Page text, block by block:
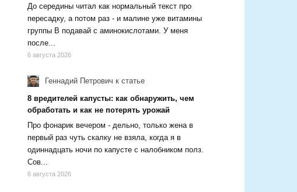
До середины читал как нормальный текст про
пересадку, а потом раз - и малине уже витамины
группы В подавай с аминокислотами. У меня
после...
6 августа 2026
Геннадий Петрович к статье
8 вредителей капусты: как обнаружить, чем
обработать и как не потерять урожай
Про фонарик вечером - дельно, только жена в
первый раз чуть скалку не взяла, когда я в
одиннадцать ночи по капусте с налобником полз.
Сов...
6 августа 2026